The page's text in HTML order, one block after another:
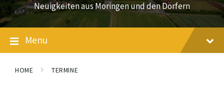
Neuigkeiten aus Moringen und den Dörfern
Menu
HOME TERMINE